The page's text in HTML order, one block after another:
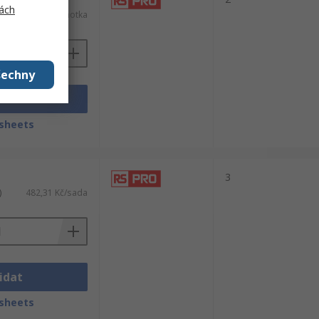
417,29 Kč/jednotka
482,31 Kč/sada
3